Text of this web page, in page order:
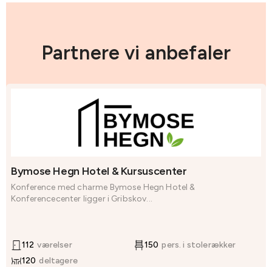
Partnere vi anbefaler
Bymose Hegn Hotel & Kursuscenter
Konference med charme Bymose Hegn Hotel &
Konferencecenter ligger i Gribskov...
112 værelser 150 pers. i stolerækker
120 deltagere